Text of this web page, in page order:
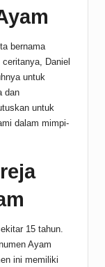
bernama
Daniel
untuk
dan
untuk
dalam mimpi-
15 tahun.
Ayam
ini memiliki